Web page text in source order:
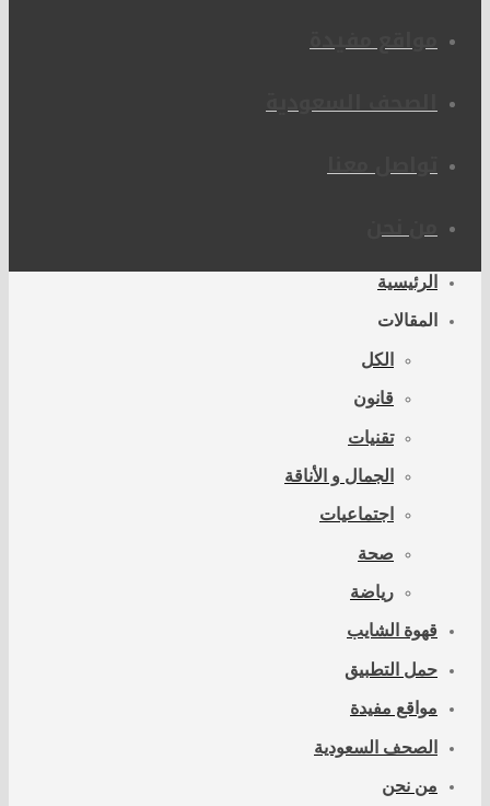
مواقع مفيدة
الصحف السعودية
تواصل معنا
من نحن
الرئيسية
المقالات
الكل
قانون
تقنيات
الجمال و الأناقة
اجتماعيات
صحة
رياضة
قهوة الشايب
حمل التطبيق
مواقع مفيدة
الصحف السعودية
من نحن